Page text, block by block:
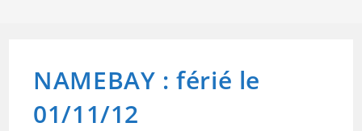
NAMEBAY : férié le
01/11/12